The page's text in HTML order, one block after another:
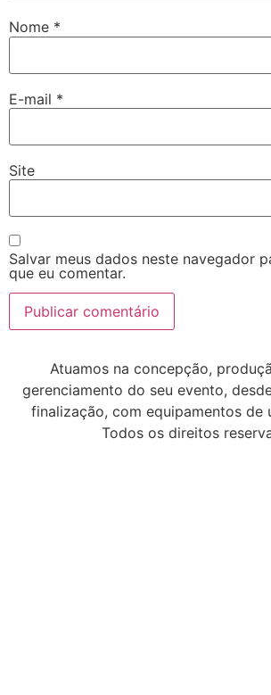
Nome *
E-mail *
Site
Salvar meus dados neste navegador
que eu comentar.
Atuamos na concepção,
gerenciamento do seu evento,
finalização, com equipamentos de
Todos os direitos